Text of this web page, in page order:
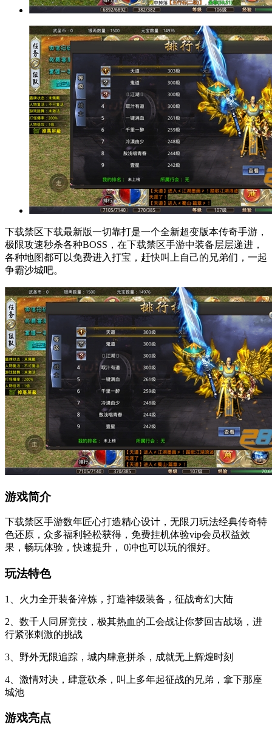
下载禁区下载最新版一切靠打是一个全新超变版本传奇手游，
极限攻速秒杀各种BOSS，在下载禁区手游中装备层层递进，
各种地图都可以免费进入打宝，赶快叫上自己的兄弟们，一起
争霸沙城吧。
游戏简介
下载禁区手游数年匠心打造精心设计，无限刀玩法经典传奇特
色还原，众多福利轻松获得，免费挂机体验vip会员权益效
果，畅玩体验，快速提升， 0冲也可以玩的很好。
玩法特色
1、火力全开装备淬炼，打造神级装备，征战奇幻大陆
2、数千人同屏竞技，极其热血的工会战让你梦回古战场，进
行紧张刺激的挑战
3、野外无限追踪，城内肆意拼杀，成就无上辉煌时刻
4、激情对决，肆意砍杀，叫上多年起征战的兄弟，拿下那座
城池
游戏亮点